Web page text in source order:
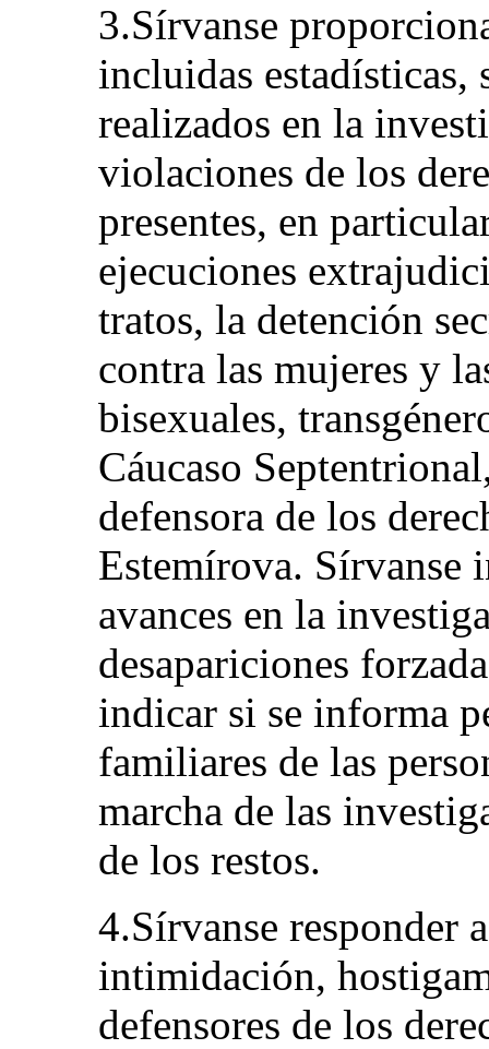
3.Sírvanse
incluidas estadísticas,
realizados en la
violaciones de los
presentes, en
ejecuciones
tratos, la detención
contra las mujeres y
bisexuales,
Cáucaso
defensora de los
Estemírova. Sírvanse
avances en la
desapariciones
indicar si se informa
familiares de las
marcha de las
de los restos.
4.Sírvanse responder
intimidación,
defensores de los